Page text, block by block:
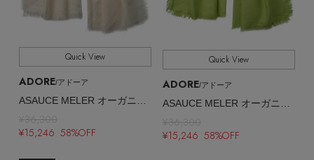
Quick View
ADORE/アドーア
¥36,300
¥15,246 58%OFF
Quick View
ADORE/アドーア
¥36,300
¥15,246 58%OFF